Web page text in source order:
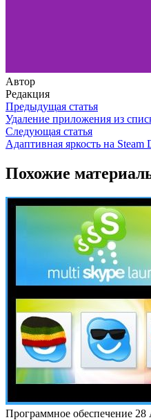
Автор
Редакция
Предыдущая статья
Удаление приложения из
Следующая статья
Адаптивная яркость на
Похожие
Программное обеспечение 28